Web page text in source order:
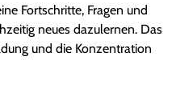
Fortschritte, Fragen und
neues dazulernen. Das
und die Konzentration